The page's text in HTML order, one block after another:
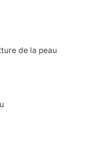
de la peau